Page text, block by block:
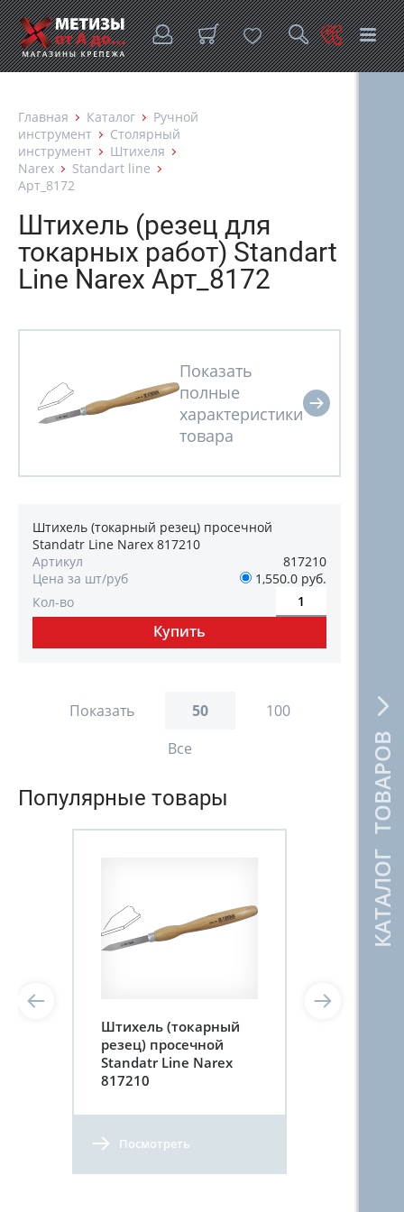
КАТАЛОГ ТОВАРОВ
Главная Каталог
Ручной
инструмент
Столярный
инструмент
Штихеля
Narex
Standart line
Арт_8172
Штихель (резец для
токарных работ) Standart
Line Narex Арт_8172
Штихель (токарный резец) просечной
Standatr Line Narex 817210
Артикул
817210
Цена за шт/руб
1,550.0 руб.
Кол-во
Показать 50
100
Все
Популярные товары
Штихель (токарный
резец) просечной
Standatr Line Narex
817210
Посмотреть